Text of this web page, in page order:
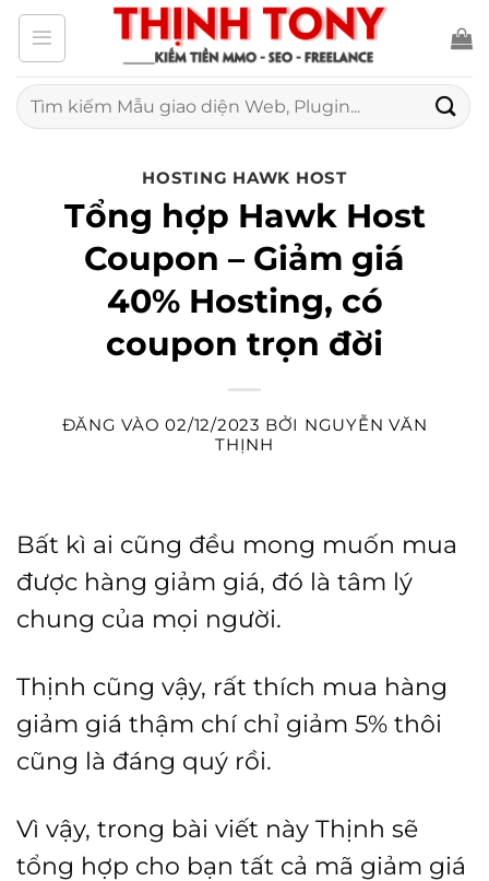
Bỏ
qua
nội
dung
Tìm
kiếm:
HOSTING HAWK HOST
Tổng hợp Hawk Host
Coupon – Giảm giá
40% Hosting, có
coupon trọn đời
ĐĂNG VÀO02/12/2023 BỞI NGUYỄN VĂN
THỊNH
Bất kì ai cũng đều mong muốn mua
được hàng giảm giá, đó là tâm lý
chung của mọi người.
Thịnh cũng vậy, rất thích mua hàng
giảm giá thậm chí chỉ giảm 5% thôi
cũng là đáng quý rồi.
Vì vậy, trong bài viết này Thịnh sẽ
tổng hợp cho bạn tất cả mã giảm giá